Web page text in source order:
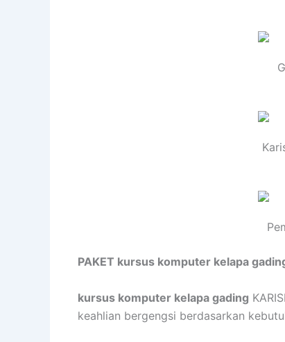
PAKET kursus komputer kelapa
kursus komputer kelapa gading
keahlian bergengsi berdasarkan